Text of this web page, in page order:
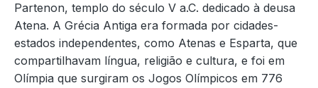
Partenon, templo do século V a.C. dedicado à deusa
Atena. A Grécia Antiga era formada por cidades-
estados independentes, como Atenas e Esparta, que
compartilhavam língua, religião e cultura, e foi em
Olímpia que surgiram os Jogos Olímpicos em 776